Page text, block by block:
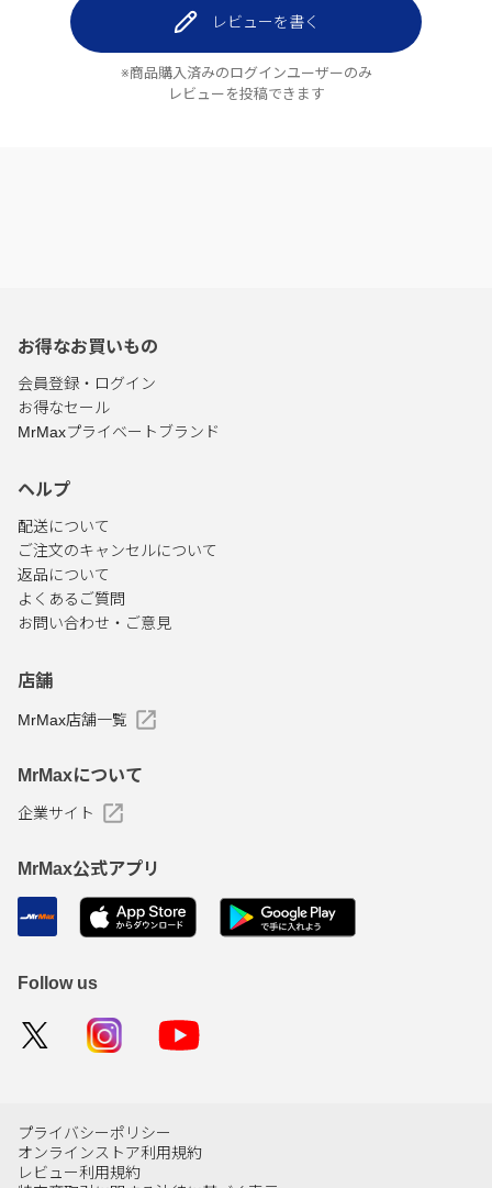
レビューを書く
※商品購入済みのログインユーザーのみ
レビューを投稿できます
お得なお買いもの
会員登録・ログイン
お得なセール
MrMaxプライベートブランド
ヘルプ
配送について
ご注文のキャンセルについて
返品について
よくあるご質問
お問い合わせ・ご意見
店舗
MrMax店舗一覧
MrMaxについて
企業サイト
MrMax公式アプリ
Follow us
プライバシーポリシー
オンラインストア利用規約
レビュー利用規約